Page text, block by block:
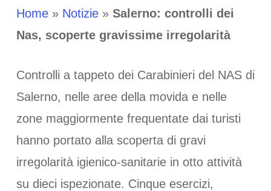
Home» Notizie» Salerno: controlli dei
Nas, scoperte gravissime irregolarità
Controlli a tappeto dei Carabinieri del NAS di
Salerno, nelle aree della movida e nelle
zone maggiormente frequentate dai turisti
hanno portato alla scoperta di gravi
irregolarità igienico-sanitarie in otto attività
su dieci ispezionate. Cinque esercizi,